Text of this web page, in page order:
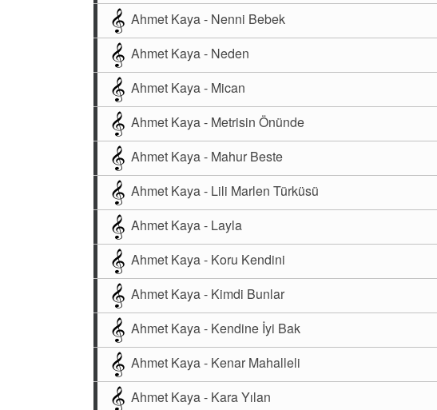
Ahmet Kaya - Nenni Bebek
Ahmet Kaya - Neden
Ahmet Kaya - Mican
Ahmet Kaya - Metrisin Önünde
Ahmet Kaya - Mahur Beste
Ahmet Kaya - Lili Marlen Türküsü
Ahmet Kaya - Layla
Ahmet Kaya - Koru Kendini
Ahmet Kaya - Kimdi Bunlar
Ahmet Kaya - Kendine İyi Bak
Ahmet Kaya - Kenar Mahalleli
Ahmet Kaya - Kara Yılan